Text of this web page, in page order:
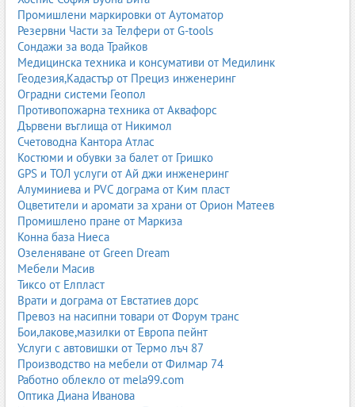
Промишлени маркировки от Аутоматор
Резервни Части за Телфери от G-tools
Сондажи за вода Трайков
Медицинска техника и консумативи от Медилинк
Геодезия,Кадастър от Прециз инженеринг
Оградни системи Геопол
Противопожарна техника от Аквафорс
Дървени въглища от Никимол
Счетоводна Кантора Атлас
Костюми и обувки за балет от Гришко
GPS и ТОЛ услуги от Ай джи инженеринг
Алуминиева и PVC дограма от Ким пласт
Оцветители и аромати за храни от Орион Матеев
Промишлено пране от Маркиза
Конна база Ниеса
Озеленяване от Green Dream
Мебели Масив
Тиксо от Елпласт
Врати и дограма от Евстатиев дорс
Превоз на насипни товари от Форум транс
Бои,лакове,мазилки от Европа пейнт
Услуги с автовишки от Термо лъч 87
Производство на мебели от Филмар 74
Работно облекло от mela99.com
Оптика Диана Иванова